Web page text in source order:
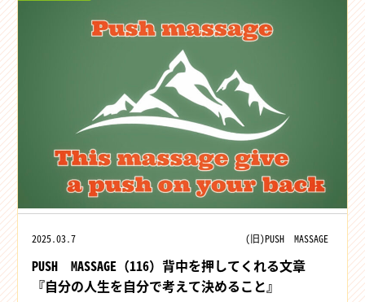
2025.03.7 (旧)PUSH MASSAGE
PUSH MASSAGE（116）背中を押してくれる文章
『自分の人生を自分で考えて決めること』